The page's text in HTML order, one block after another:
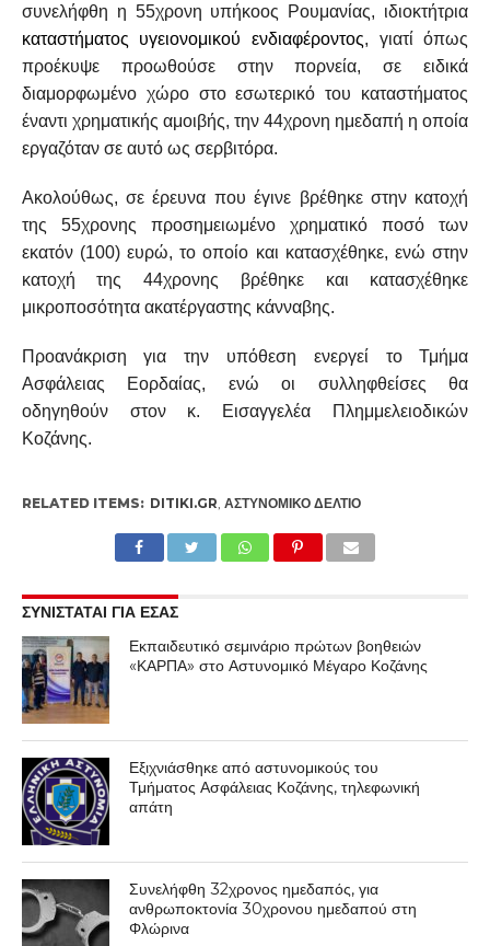
συνελήφθη η 55χρονη υπήκοος Ρουμανίας, ιδιοκτήτρια
καταστήματος υγειονομικού ενδιαφέροντος, γιατί όπως
προέκυψε προωθούσε στην πορνεία, σε ειδικά
διαμορφωμένο χώρο στο εσωτερικό του καταστήματος
έναντι χρηματικής αμοιβής, την 44χρονη ημεδαπή η οποία
εργαζόταν σε αυτό ως σερβιτόρα.
Ακολούθως, σε έρευνα που έγινε βρέθηκε στην κατοχή
της 55χρονης προσημειωμένο χρηματικό ποσό των
εκατόν (100) ευρώ, το οποίο και κατασχέθηκε, ενώ στην
κατοχή της 44χρονης βρέθηκε και κατασχέθηκε
μικροποσότητα ακατέργαστης κάνναβης.
Προανάκριση για την υπόθεση ενεργεί το Τμήμα
Ασφάλειας Εορδαίας, ενώ οι συλληφθείσες θα
οδηγηθούν στον κ. Εισαγγελέα Πλημμελειοδικών
Κοζάνης.
RELATED ITEMS: DITIKI.GR ΑΣΤΥΝΟΜΙΚΌ ΔΕΛΤΊΟ
ΣΥΝΙΣΤΑΤΑΙ ΓΙΑ ΕΣΑΣ
Εκπαιδευτικό σεμινάριο πρώτων βοηθειών
«ΚΑΡΠΑ» στο Αστυνομικό Μέγαρο Κοζάνης
Εξιχνιάσθηκε από αστυνομικούς του
Τμήματος Ασφάλειας Κοζάνης, τηλεφωνική
απάτη
Συνελήφθη 32χρονος ημεδαπός, για
ανθρωποκτονία 30χρονου ημεδαπού στη
Φλώρινα